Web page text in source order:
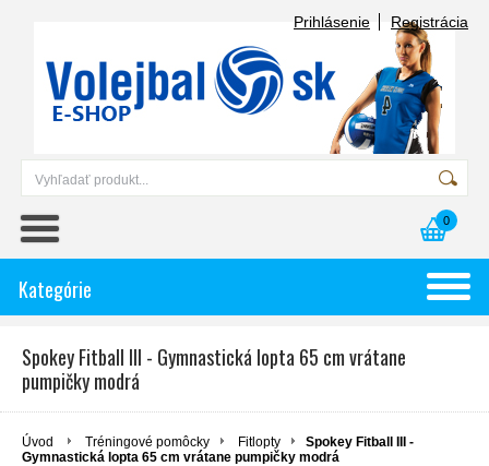
Prihlásenie Registrácia
0
Kategórie
Spokey Fitball III - Gymnastická lopta 65 cm vrátane
pumpičky modrá
Úvod Tréningové pomôcky Fitlopty
Spokey Fitball III -
Gymnastická lopta 65 cm vrátane pumpičky modrá